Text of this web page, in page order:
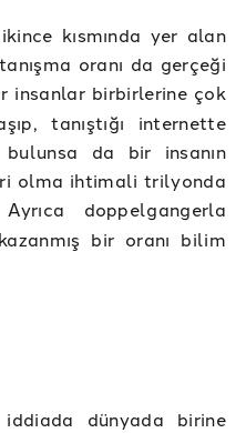
ikince kısmında yer alan
oranı da gerçeği
insanlar birbirlerine çok
tanıştığı internette
da bir insanın
olma ihtimali trilyonda
doppelgangerla
bir oranı bilim
iddiada dünyada birine